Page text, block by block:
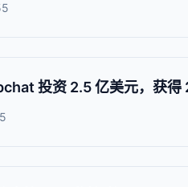
投资 2.5 亿美元，获得